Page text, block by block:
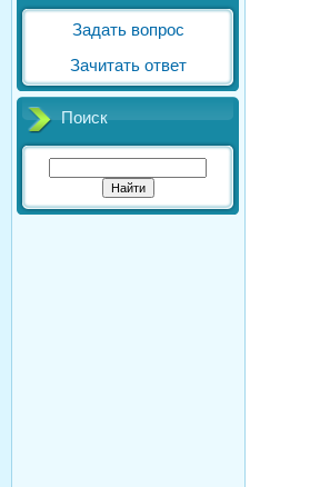
Задать вопрос
Зачитать ответ
Поиск